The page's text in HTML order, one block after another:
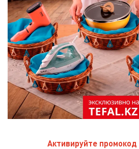
Активируйте промокод